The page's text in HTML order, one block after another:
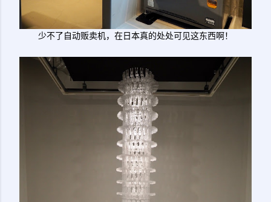
少不了自动贩卖机，在日本真的处处可见这东西啊！